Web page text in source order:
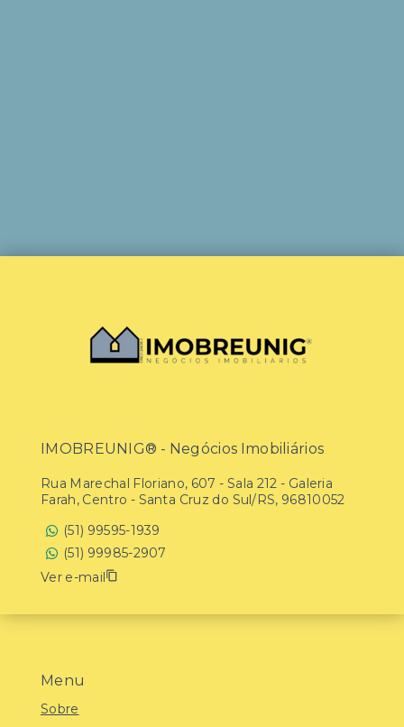
Menu
Sobre
IMOBREUNIG® - Negócios Imobiliários
Rua Marechal Floriano, 607 - Sala 212 - Galeria
Farah, Centro - Santa Cruz do Sul/RS, 96810052
(51) 99595-1939
(51) 99985-2907
Ver e-mail